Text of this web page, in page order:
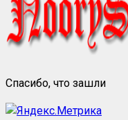
Спасибо, что зашли